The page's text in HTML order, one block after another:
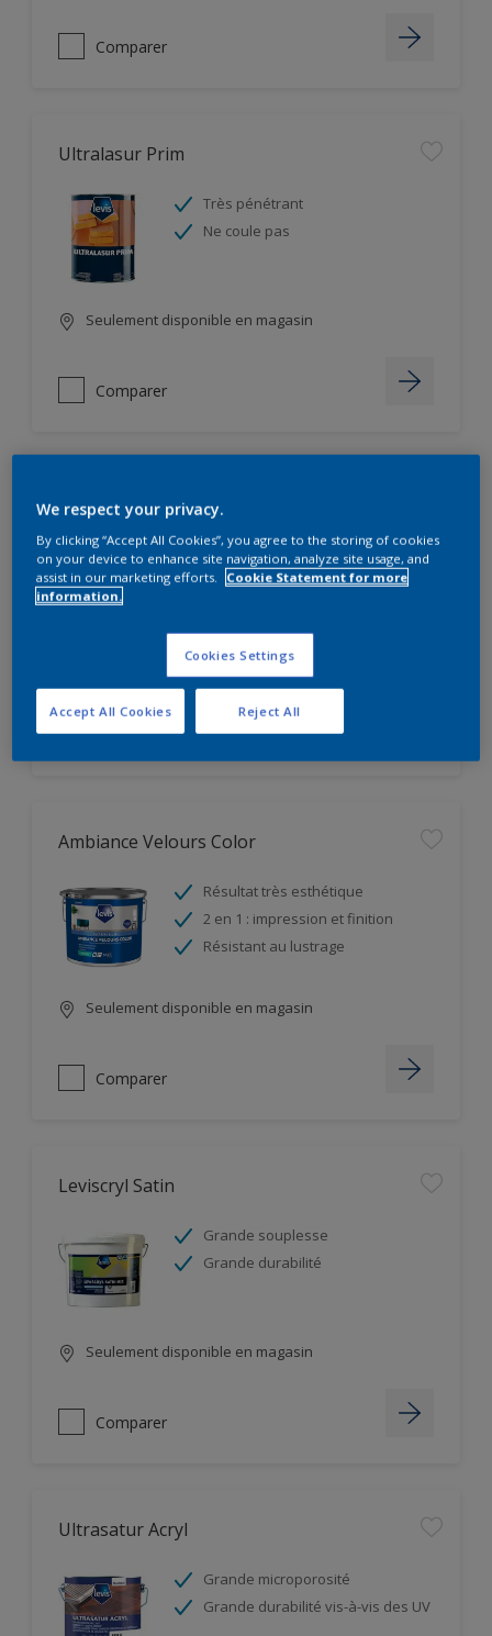
Comparer
Ultralasur Prim
Très pénétrant
Ne coule pas
Seulement disponible en magasin
Comparer
Renforce l’opacité de la finition
Seulement disponible en magasin
Comparer
Ambiance Velours Color
Résultat très esthétique
2 en 1 : impression et finition
Résistant au lustrage
Seulement disponible en magasin
Comparer
Leviscryl Satin
Grande souplesse
Grande durabilité
Seulement disponible en magasin
Comparer
Ultrasatur Acryl
Grande microporosité
Grande durabilité vis-à-vis des UV
We respect your privacy.
By clicking “Accept All Cookies”, you agree to the storing of cookies
on your device to enhance site navigation, analyze site usage, and
assist in our marketing efforts.
Cookie Statement for more
information.
Cookies Settings
Reject All
Accept All Cookies